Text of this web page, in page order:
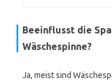
Beeinflusst die
Wäschespinne?
Ja, meist sind